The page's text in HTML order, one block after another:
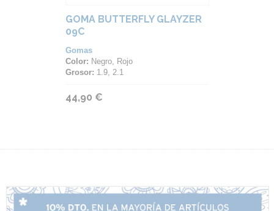
GOMA BUTTERFLY GLAYZER
09C
Gomas
Color: Negro, Rojo
Grosor: 1.9, 2.1
44,90 €